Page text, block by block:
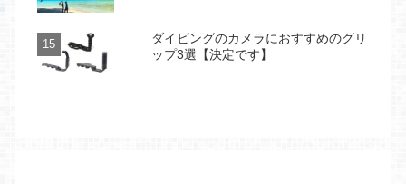
ダイビングのカメラにおすすめのグリ
ップ3選【決定です】